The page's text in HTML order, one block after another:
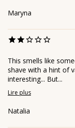
Maryna
This smells like
shave with a hint of
interesting... But...
Lire plus
Natalia